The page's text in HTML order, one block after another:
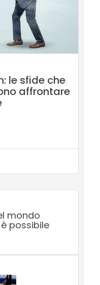
le sfide che
affrontare
mondo
possibile